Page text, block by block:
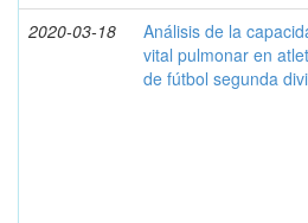
2020-03-18
Análisis de la
vital pulmonar en
de fútbol segunda